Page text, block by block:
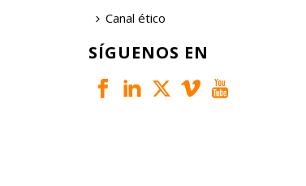
Canal ético
SÍGUENOS EN